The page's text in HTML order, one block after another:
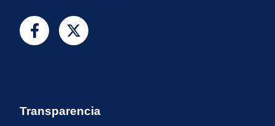
Transparencia